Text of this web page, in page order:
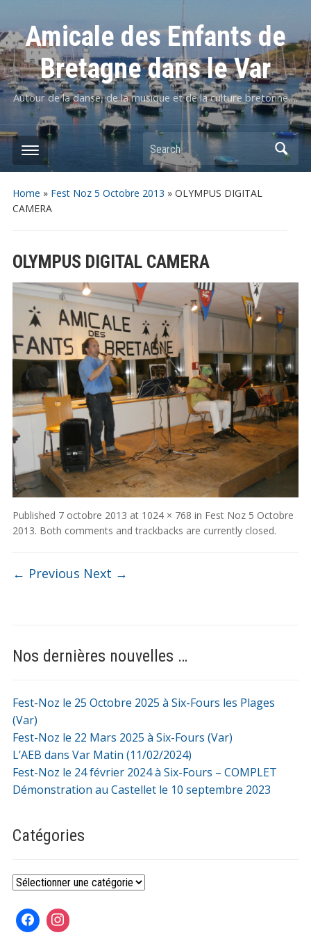
Amicale des Enfants de
Bretagne dans le Var
Autour de la danse, de la musique et de la culture bretonne….
Home » Fest Noz 5 Octobre 2013 » OLYMPUS DIGITAL
CAMERA
OLYMPUS DIGITAL CAMERA
Published 7 octobre 2013 at 1024 × 768 in Fest Noz 5 Octobre
2013. Both comments and trackbacks are currently closed.
← Previous Next →
Nos dernières nouvelles …
Fest-Noz le 25 Octobre 2025 à Six-Fours les Plages
(Var)
Fest-Noz le 22 Mars 2025 à Six-Fours (Var)
L’AEB dans Var Matin (11/02/2024)
Fest-Noz le 24 février 2024 à Six-Fours – COMPLET
Démonstration au Castellet le 10 septembre 2023
Catégories
Catégories